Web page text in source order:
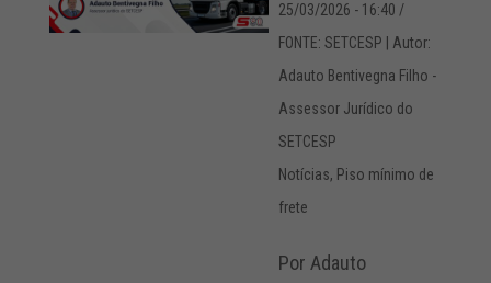
25/03/2026 - 16:40 /
FONTE: SETCESP | Autor:
Adauto Bentivegna Filho -
Assessor Jurídico do
SETCESP
Notícias, Piso mínimo de
frete
Por Adauto